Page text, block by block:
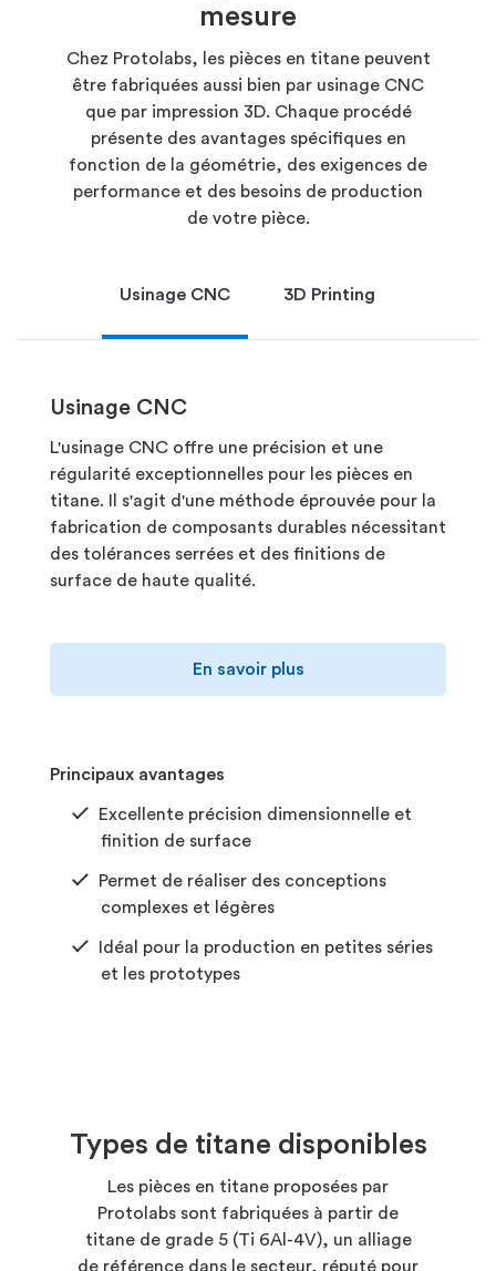
mesure
Chez Protolabs, les pièces en titane peuvent
être fabriquées aussi bien par usinage CNC
que par impression 3D. Chaque procédé
présente des avantages spécifiques en
fonction de la géométrie, des exigences de
performance et des besoins de production
de votre pièce.
Usinage CNC 3D Printing
Usinage CNC
L'usinage CNC offre une précision et une
régularité exceptionnelles pour les pièces en
titane. Il s'agit d'une méthode éprouvée pour la
fabrication de composants durables nécessitant
des tolérances serrées et des finitions de
surface de haute qualité.
En savoir plus
Principaux avantages
Excellente précision dimensionnelle et
finition de surface
Permet de réaliser des conceptions
complexes et légères
Idéal pour la production en petites séries
et les prototypes
Types de titane disponibles
Les pièces en titane proposées par
Protolabs sont fabriquées à partir de
titane de grade 5 (Ti 6Al-4V), un alliage
de référence dans le secteur, réputé pour